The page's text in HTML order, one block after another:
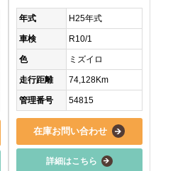
年式 H25年式
車検 R10/1
色 ミズイロ
走行距離 74,128Km
管理番号 54815
在庫お問い合わせ
詳細はこちら